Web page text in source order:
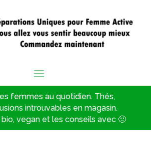
femmes au quotidien. Thés,
introuvables en magasin.
bio, vegan et les conseils avec 🙂